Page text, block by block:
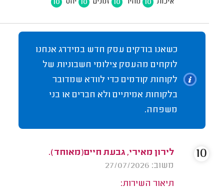
איכות 10 מחיר 10 זמנים 10 יחס 10
כשאנו בודקים עסק חדש במידרג אנחנו
לוקחים מהעסק צילומי חשבוניות של
לקוחות קודמים כדי לוודא שמדובר
בלקוחות אמיתיים ולא חברים או בני
משפחה.
לירון מאירי, גבעת חיים(מאוחד).
משוב: 27/07/2026
תיאור השירות:
10